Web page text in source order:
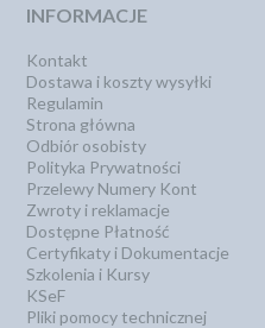
INFORMACJE
Kontakt
Dostawa i koszty wysyłki
Regulamin
Strona główna
Odbiór osobisty
Polityka Prywatności
Przelewy Numery Kont
Zwroty i reklamacje
Dostępne Płatność
Certyfikaty i Dokumentacje
Szkolenia i Kursy
KSeF
Pliki pomocy technicznej